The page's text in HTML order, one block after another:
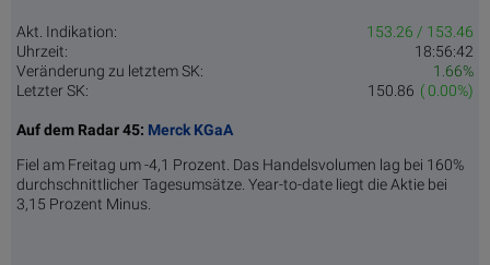
Akt. Indikation:
153.26 / 153.46
Uhrzeit:
18:56:42
Veränderung zu letztem SK:
1.66%
Letzter SK:
( 0.00%)
150.86
Auf dem Radar 45: Merck KGaA
Fiel am Freitag um -4,1 Prozent. Das Handelsvolumen lag bei 160%
durchschnittlicher Tagesumsätze. Year-to-date liegt die Aktie bei
3,15 Prozent Minus.